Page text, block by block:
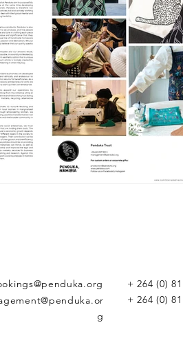
g
+ 264 (0)
+ 264 (0)